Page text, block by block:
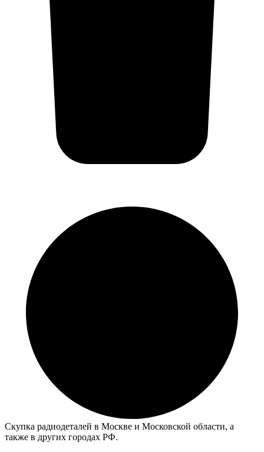
Скупка радиодеталей в Москве и Московской области, а
также в других городах РФ.